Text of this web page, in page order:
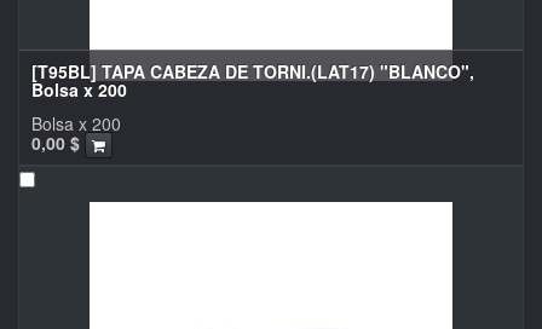
[T95BL] TAPA CABEZA DE TORNI.(LAT17) "BLANCO",
Bolsa x 200
0,00 $
Bolsa x 200